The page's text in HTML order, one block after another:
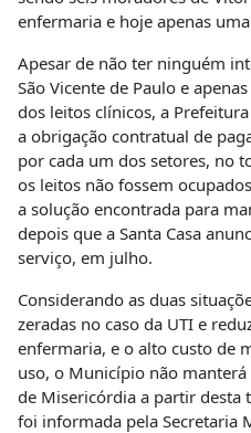
enfermaria e hoje apenas
Apesar de não ter ninguém
São Vicente de Paulo e
dos leitos clínicos, a
a obrigação contratual de
por cada um dos setores, no
os leitos não fossem
a solução encontrada para
depois que a Santa Casa
serviço, em julho.
Considerando as duas
zeradas no caso da UTI e
enfermaria, e o alto custo de
uso, o Município não manterá
de Misericórdia a partir desta
foi informada pela Secretaria